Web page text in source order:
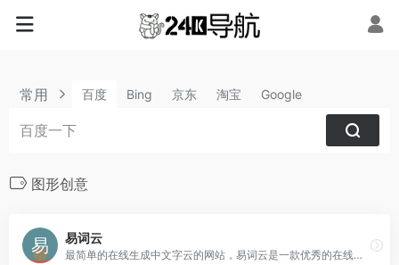
常用 百度 Bing 京东 淘宝 Google
图形创意
易词云
最简单的在线生成中文字云的网站，易词云是一款优秀的在线中文词云生成网站，具有分词功能，内含多种形状模板，不同的配色方案，可供选择